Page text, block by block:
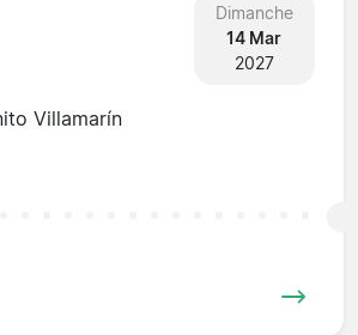
Dimanche
14 Mar
2027
Villamarín